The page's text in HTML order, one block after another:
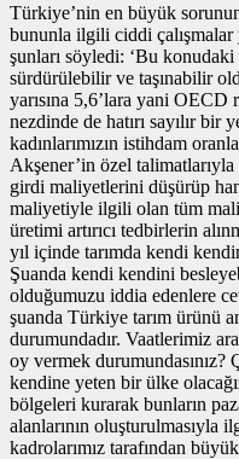
Türkiye’nin en büyük
bununla ilgili ciddi çalışmalar
şunları söyledi: ‘Bu
sürdürülebilir ve taşınabilir
yarısına 5,6’lara yani
nezdinde de hatırı sayılır
kadınlarımızın istihdam
Akşener’in özel
girdi maliyetlerini düşürüp
maliyetiyle ilgili olan tüm
üretimi artırıcı tedbirlerin
yıl içinde tarımda kendi
Şuanda kendi kendini
olduğumuzu iddia edenlere
şuanda Türkiye tarım ürünü
durumundadır. Vaatlerimiz
oy vermek durumundasınız?
kendine yeten bir ülke
bölgeleri kurarak bunların
alanlarının oluşturulmasıyla
kadrolarımız tarafından